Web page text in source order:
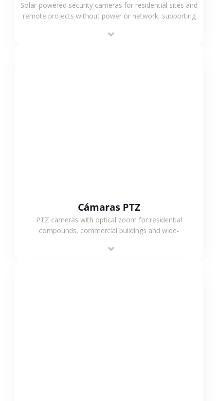
Solar-powered security cameras for residential sites and
remote projects without power or network, supporting
outdoor monitoring.
Cámaras PTZ
PTZ cameras with optical zoom for residential
compounds, commercial buildings and wide-
monitoring and flexible coverage.